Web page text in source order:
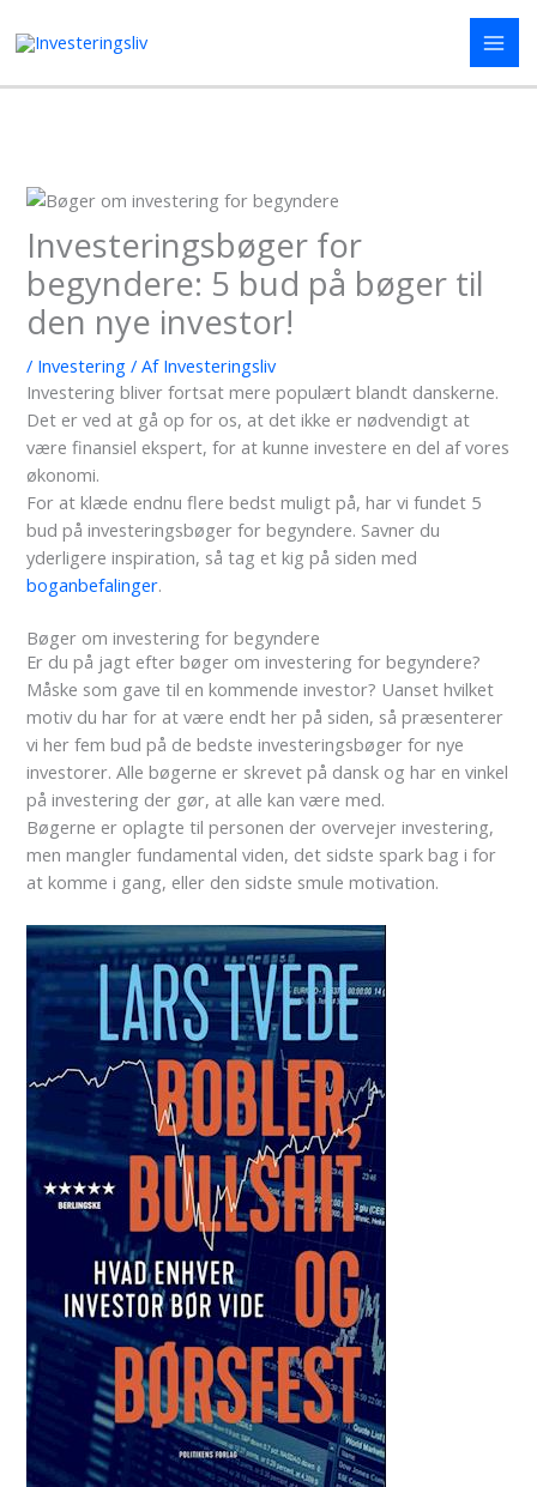
Investeringsbøger for
begyndere: 5 bud på bøger til
den nye investor!
/ Investering / Af Investeringsliv
Investering bliver fortsat mere populært blandt danskerne.
Det er ved at gå op for os, at det ikke er nødvendigt at
være finansiel ekspert, for at kunne investere en del af vores
økonomi.
For at klæde endnu flere bedst muligt på, har vi fundet 5
bud på investeringsbøger for begyndere. Savner du
yderligere inspiration, så tag et kig på siden med
boganbefalinger.
Bøger om investering for begyndere
Er du på jagt efter bøger om investering for begyndere?
Måske som gave til en kommende investor? Uanset hvilket
motiv du har for at være endt her på siden, så præsenterer
vi her fem bud på de bedste investeringsbøger for nye
investorer. Alle bøgerne er skrevet på dansk og har en vinkel
på investering der gør, at alle kan være med.
Bøgerne er oplagte til personen der overvejer investering,
men mangler fundamental viden, det sidste spark bag i for
at komme i gang, eller den sidste smule motivation.